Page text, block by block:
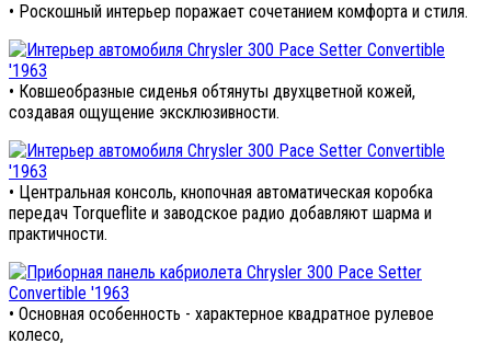
• Роскошный интерьер поражает сочетанием комфорта и стиля.
• Ковшеобразные сиденья обтянуты двухцветной кожей,
создавая ощущение эксклюзивности.
• Центральная консоль, кнопочная автоматическая коробка
передач Torqueflite и заводское радио добавляют шарма и
практичности.
• Основная особенность - характерное квадратное рулевое
колесо,